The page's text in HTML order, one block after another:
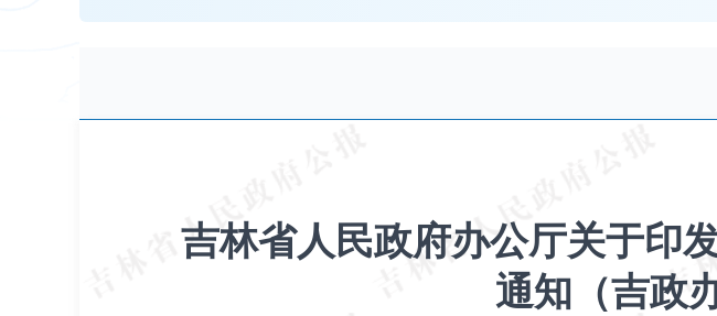
吉林省人民政府办公厅关于印
通知（吉政